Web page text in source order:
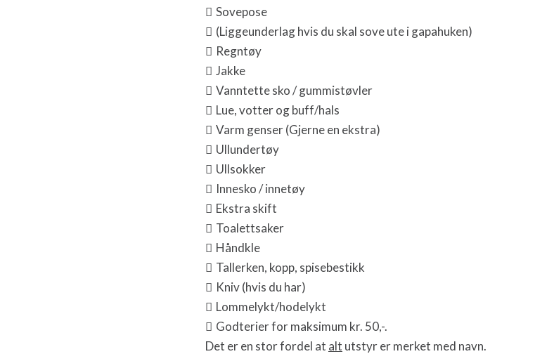
 Sovepose
 (Liggeunderlag hvis du skal sove ute i gapahuken)
 Regntøy
 Jakke
 Vanntette sko / gummistøvler
 Lue, votter og buff/hals
 Varm genser (Gjerne en ekstra)
 Ullundertøy
 Ullsokker
 Innesko / innetøy
 Ekstra skift
 Toalettsaker
 Håndkle
 Tallerken, kopp, spisebestikk
 Kniv (hvis du har)
 Lommelykt/hodelykt
 Godterier for maksimum kr. 50,-.
Det er en stor fordel at alt utstyr er merket med navn.